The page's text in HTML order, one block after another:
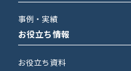
事例・実績
お役立ち情報
お役立ち資料